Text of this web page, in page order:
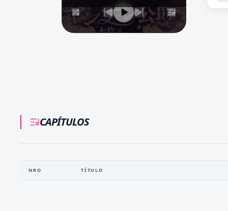
CAPÍTULOS
NRO TÍTULO